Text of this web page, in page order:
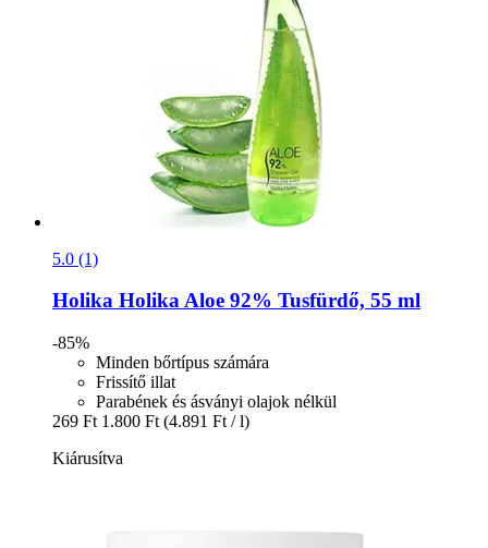
5.0 (1)
Holika HolikaAloe 92% Tusfürdő, 55 ml
-85%
Minden bőrtípus számára
Frissítő illat
Parabének és ásványi olajok nélkül
269 Ft 1.800 Ft (4.891 Ft / l)
Kiárusítva